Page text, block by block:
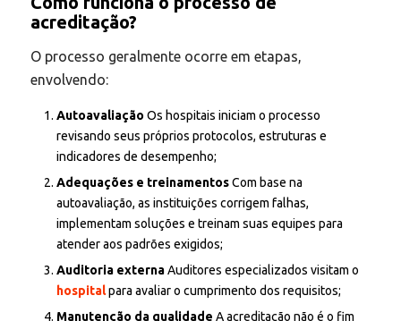
acreditação?
O processo geralmente ocorre em etapas,
envolvendo:
Autoavaliação Os hospitais iniciam o processo
revisando seus próprios protocolos, estruturas e
indicadores de desempenho;
Adequações e treinamentosCom base na
autoavaliação, as instituições corrigem falhas,
implementam soluções e treinam suas equipes para
atender aos padrões exigidos;
Auditoria externaAuditores especializados visitam o
hospitalpara avaliar o cumprimento dos requisitos;
Manutenção da qualidade A acreditação não é o fim